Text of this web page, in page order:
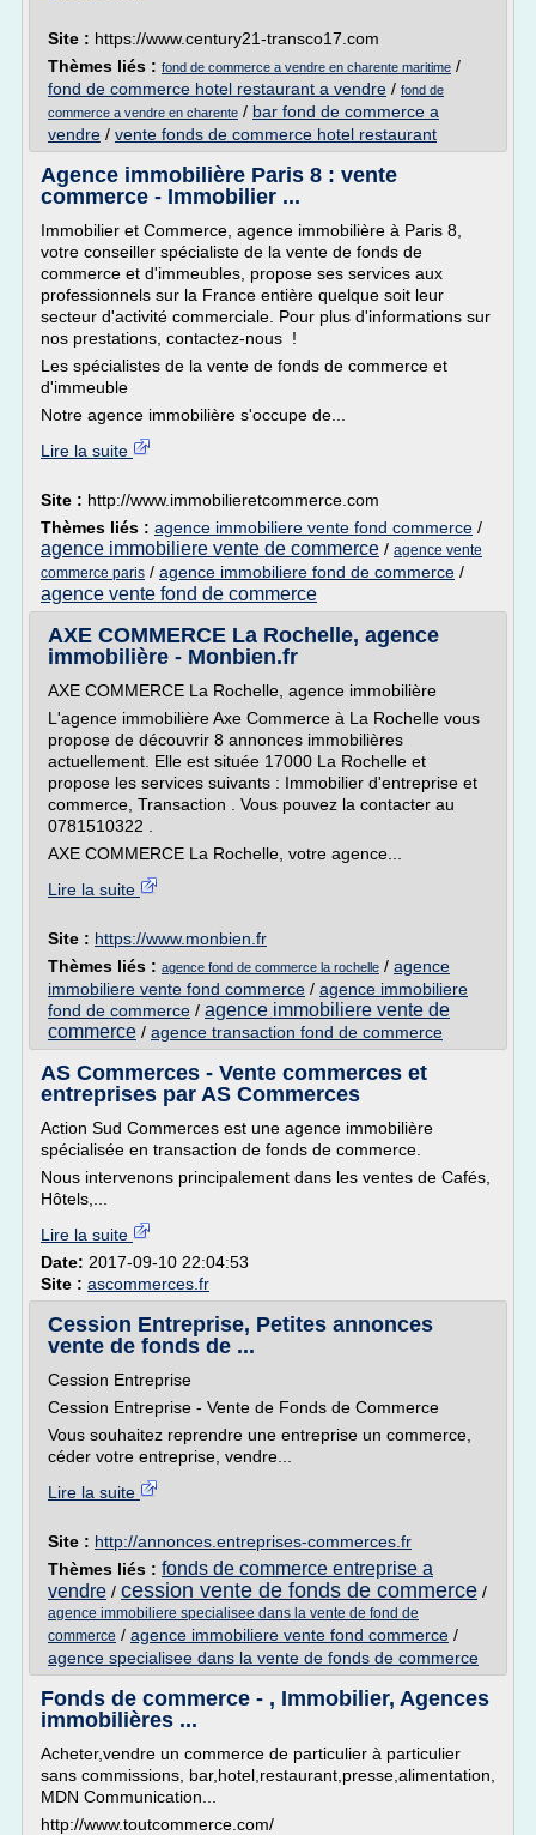
Site : https://www.century21-transco17.com
Thèmes liés : fond de commerce a vendre en charente maritime /
fond de commerce hotel restaurant a vendre / fond de
commerce a vendre en charente / bar fond de commerce a
vendre / vente fonds de commerce hotel restaurant
Agence immobilière Paris 8 : vente
commerce - Immobilier ...
Immobilier et Commerce, agence immobilière à Paris 8,
votre conseiller spécialiste de la vente de fonds de
commerce et d'immeubles, propose ses services aux
professionnels sur la France entière quelque soit leur
secteur d'activité commerciale. Pour plus d'informations sur
nos prestations, contactez-nous !
Les spécialistes de la vente de fonds de commerce et
d'immeuble
Notre agence immobilière s'occupe de...
Lire la suite
Site : http://www.immobilieretcommerce.com
Thèmes liés : agence immobiliere vente fond commerce /
agence immobiliere vente de commerce / agence vente
commerce paris / agence immobiliere fond de commerce /
agence vente fond de commerce
AXE COMMERCE La Rochelle, agence
immobilière - Monbien.fr
AXE COMMERCE La Rochelle, agence immobilière
L'agence immobilière Axe Commerce à La Rochelle vous
propose de découvrir 8 annonces immobilières
actuellement. Elle est située 17000 La Rochelle et
propose les services suivants : Immobilier d'entreprise et
commerce, Transaction . Vous pouvez la contacter au
0781510322 .
AXE COMMERCE La Rochelle, votre agence...
Lire la suite
Site : https://www.monbien.fr
Thèmes liés : agence fond de commerce la rochelle / agence
immobiliere vente fond commerce / agence immobiliere
fond de commerce / agence immobiliere vente de
commerce / agence transaction fond de commerce
AS Commerces - Vente commerces et
entreprises par AS Commerces
Action Sud Commerces est une agence immobilière
spécialisée en transaction de fonds de commerce.
Nous intervenons principalement dans les ventes de Cafés,
Hôtels,...
Lire la suite
Date: 2017-09-10 22:04:53
Site : ascommerces.fr
Cession Entreprise, Petites annonces
vente de fonds de ...
Cession Entreprise
Cession Entreprise - Vente de Fonds de Commerce
Vous souhaitez reprendre une entreprise un commerce,
céder votre entreprise, vendre...
Lire la suite
Site : http://annonces.entreprises-commerces.fr
Thèmes liés : fonds de commerce entreprise a
vendre / cession vente de fonds de commerce /
agence immobiliere specialisee dans la vente de fond de
commerce / agence immobiliere vente fond commerce /
agence specialisee dans la vente de fonds de commerce
Fonds de commerce - , Immobilier, Agences
immobilières ...
Acheter,vendre un commerce de particulier à particulier
sans commissions, bar,hotel,restaurant,presse,alimentation,
MDN Communication...
http://www.toutcommerce.com/